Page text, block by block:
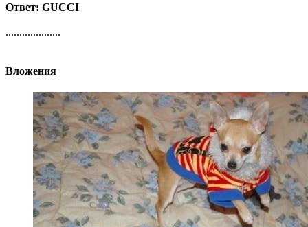
Ответ: GUCCI
....................
Вложения